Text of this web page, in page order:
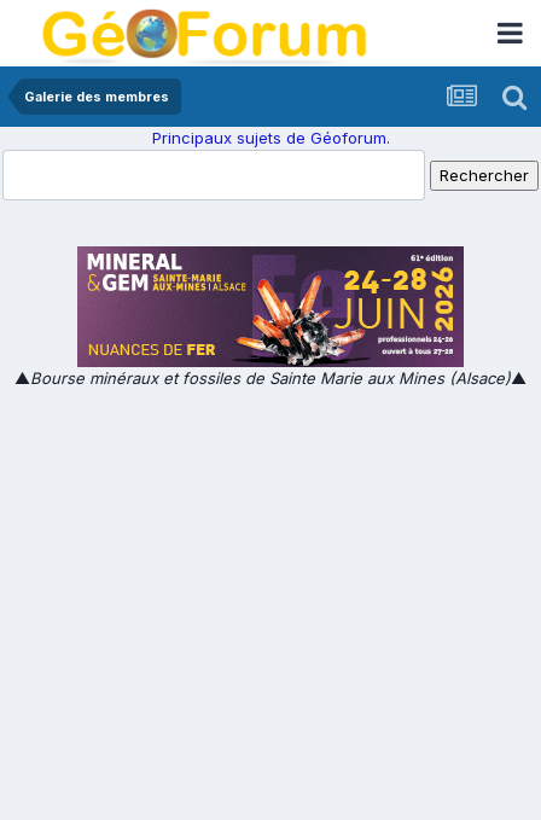
Galerie des membres
Principaux sujets de Géoforum.
▲Bourse minéraux et fossiles de Sainte Marie aux Mines (Alsace)▲